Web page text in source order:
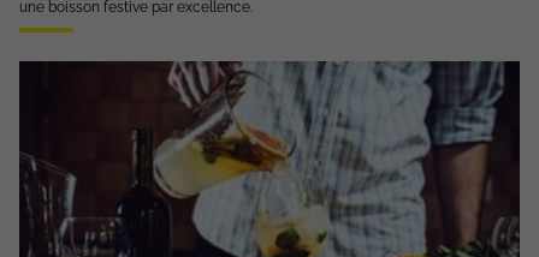
une boisson festive par excellence.